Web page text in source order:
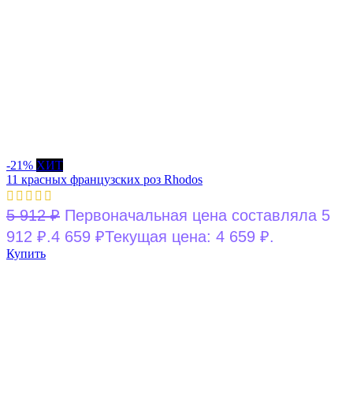
-21% ХИТ
11 красных французских роз Rhodos
5 912₽ Первоначальная цена составляла 5
912 ₽.4 659 ₽Текущая цена: 4 659 ₽.
Купить